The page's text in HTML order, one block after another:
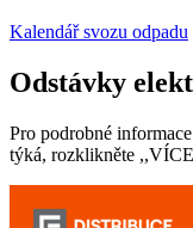
Kalendář svozu odpadu
Odstávky
Pro podrobné
týká, rozklikněte